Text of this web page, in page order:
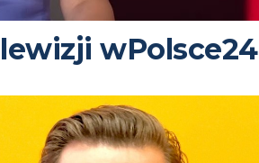
wPolsce24